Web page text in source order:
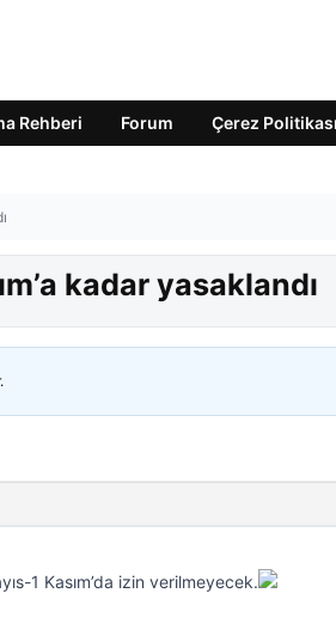
Rehberi Forum Çerez Politikası
kadar yasaklandı
1 Kasım’da izin verilmeyecek.